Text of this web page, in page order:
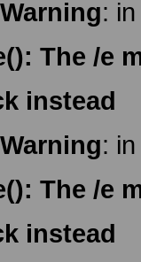
:
The /e
instead
:
The /e
instead